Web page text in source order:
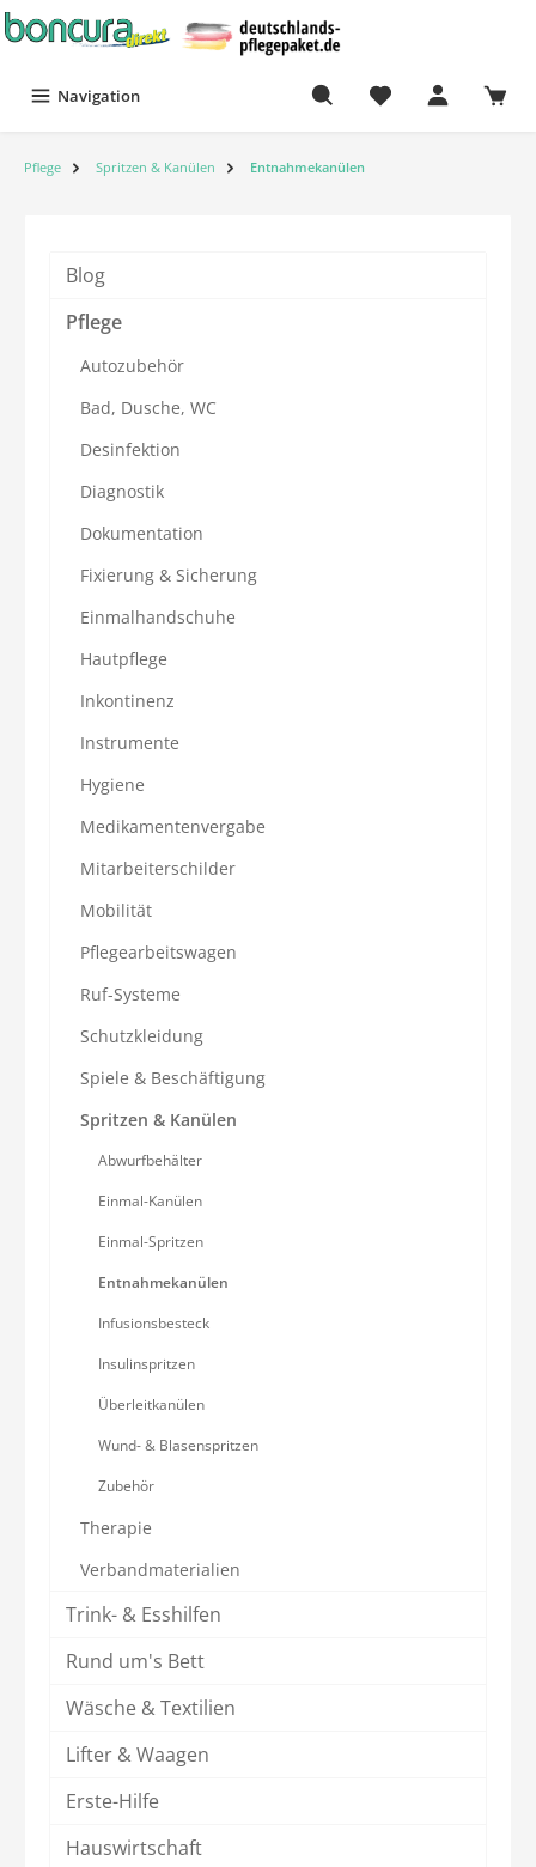
Navigation
Pflege Spritzen & Kanülen Entnahmekanülen
Blog
Pflege
Autozubehör
Bad, Dusche, WC
Desinfektion
Diagnostik
Dokumentation
Fixierung & Sicherung
Einmalhandschuhe
Hautpflege
Inkontinenz
Instrumente
Hygiene
Medikamentenvergabe
Mitarbeiterschilder
Mobilität
Pflegearbeitswagen
Ruf-Systeme
Schutzkleidung
Spiele & Beschäftigung
Spritzen & Kanülen
Abwurfbehälter
Einmal-Kanülen
Einmal-Spritzen
Entnahmekanülen
Infusionsbesteck
Insulinspritzen
Überleitkanülen
Wund- & Blasenspritzen
Zubehör
Therapie
Verbandmaterialien
Trink- & Esshilfen
Rund um's Bett
Wäsche & Textilien
Lifter & Waagen
Erste-Hilfe
Hauswirtschaft